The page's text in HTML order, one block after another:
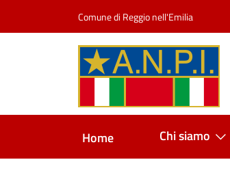
Comune di Reggio nell'Emilia
Home Chi siamo